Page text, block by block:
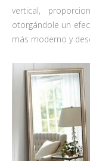
vertical,
otorgándole un
más moderno y